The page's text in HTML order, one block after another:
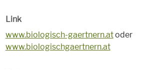
Link
www.biologisch-gaertnern.atoder
www.biologischgaertnern.at